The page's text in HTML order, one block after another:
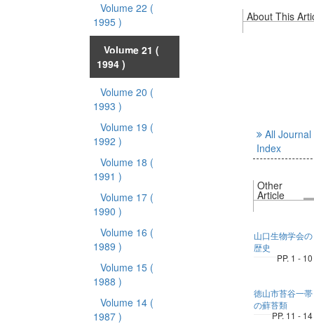
Volume 22 (
1995 )
Volume 21 (
1994 )
Volume 20 (
1993 )
Volume 19 (
1992 )
Volume 18 (
1991 )
Volume 17 (
1990 )
Volume 16 (
1989 )
Volume 15 (
1988 )
Volume 14 (
1987 )
About This
All Journal
Index
Other
Article
山口生物学会の
歴史
PP. 1 - 10
徳山市苔谷一帯
の蘚苔類
PP. 11 - 14